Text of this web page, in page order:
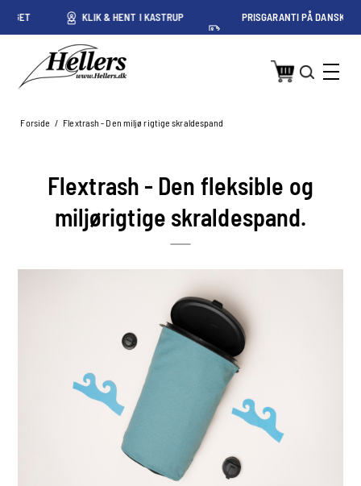
KLIK & HENT I KASTRUP PRISGARANTI PÅ DANSKE
Forside / Flextrash - Den miljø rigtige skraldespand
Flextrash - Den fleksible og
miljørigtige skraldespand.